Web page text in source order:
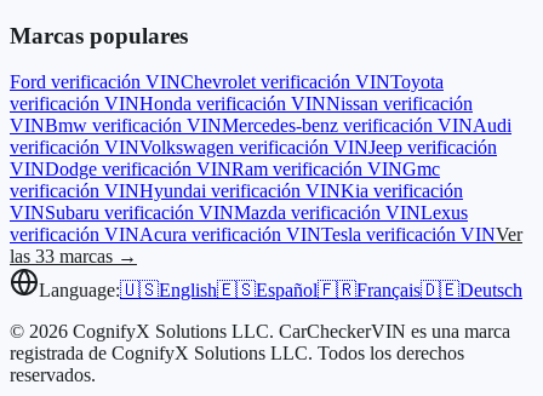
Marcas populares
Ford verificación VINChevrolet verificación VINToyota
verificación VINHonda verificación VINNissan verificación
VINBmw verificación VINMercedes-benz verificación VINAudi
verificación VINVolkswagen verificación VINJeep verificación
VINDodge verificación VINRam verificación VINGmc
verificación VINHyundai verificación VINKia verificación
VINSubaru verificación VINMazda verificación VINLexus
verificación VINAcura verificación VINTesla verificación VINVer
las 33 marcas →
Language:🇺🇸English🇪🇸Español🇫🇷Français🇩🇪Deutsch
© 2026 CognifyX Solutions LLC. CarCheckerVIN es una marca
registrada de CognifyX Solutions LLC. Todos los derechos
reservados.